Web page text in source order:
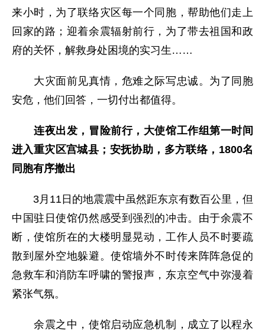
来小时，为了联络灾区每一个同胞，帮助他们走上
回家的路；迎着余震辐射前行，为了带去祖国和政
府的关怀，解救身处困境的实习生……
大灾面前见真情，危难之际写忠诚。为了同胞
安危，他们回答，一切付出都值得。
连夜出发，冒险前行，大使馆工作组第一时间
进入重灾区宫城县；安抚协助，多方联络，1800名
同胞有序撤出
3月11日的地震震中虽然距东京有数百公里，但
中国驻日使馆仍然感受到强烈的冲击。由于余震不
断，使馆所在的大楼明显晃动，工作人员不时要疏
散到屋外空地躲避。使馆墙外不时传来阵阵急促的
急救车和消防车呼啸的警报声，东京空气中弥漫着
紧张气氛。
余震之中，使馆启动应急机制，成立了以程永